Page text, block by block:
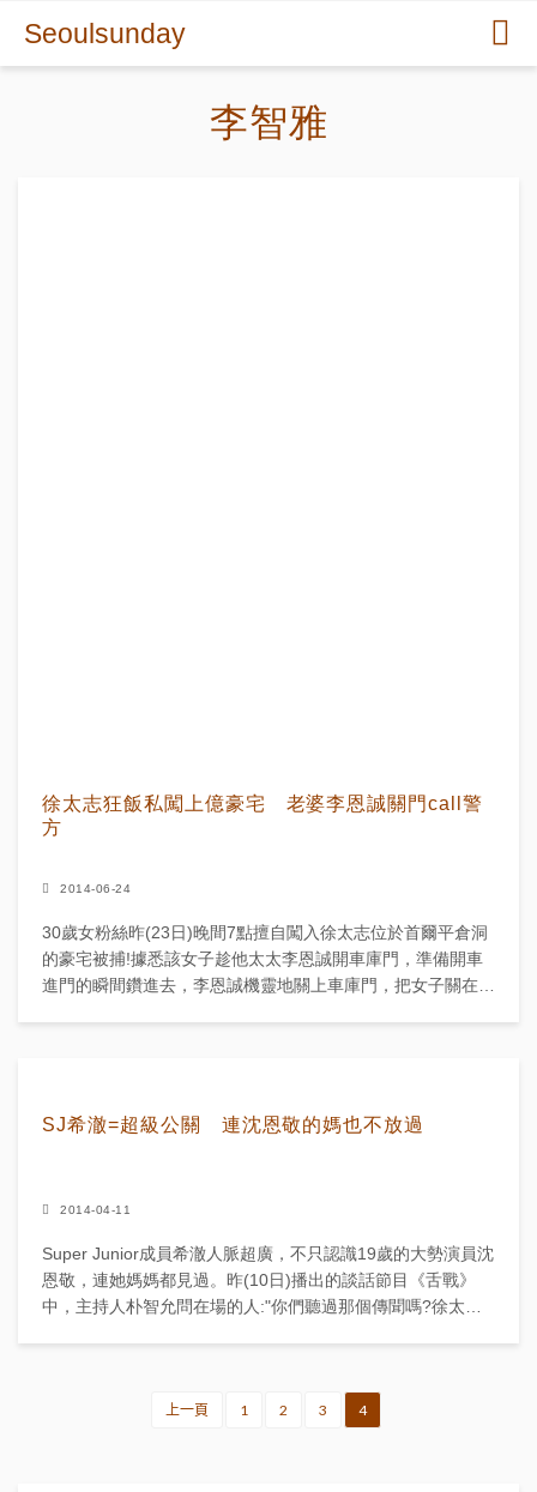
Seoulsunday
李智雅
徐太志狂飯私闖上億豪宅 老婆李恩誠關門call警
方
2014-06-24
30歲女粉絲昨(23日)晚間7點擅自闖入徐太志位於首爾平倉洞
的豪宅被捕!據悉該女子趁他太太李恩誠開車庫門，準備開車
進門的瞬間鑽進去，李恩誠機靈地關上車庫門，把女子關在裡
SJ希澈=超級公關 連沈恩敬的媽也不放過
2014-04-11
Super Junior成員希澈人脈超廣，不只認識19歲的大勢演員沈
恩敬，連她媽媽都見過。昨(10日)播出的談話節目《舌戰》
中，主持人朴智允問在場的人:"你們聽過那個傳聞嗎?徐太志
上一頁 1 2 3 4